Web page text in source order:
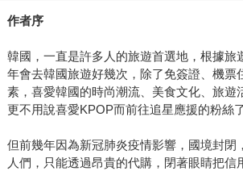
作者序
韓國，一直是許多人的旅遊首選地，根據旅
年會去韓國旅遊好幾次，除了免簽證、機票
素，喜愛韓國的時尚潮流、美食文化、旅遊
更不用說喜愛KPOP而前往追星應援的粉絲了
但前幾年因為新冠肺炎疫情影響，國境封閉
人們，只能透過昂貴的代購，閉著眼睛把信